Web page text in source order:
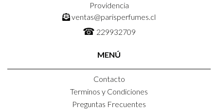
Providencia
ventas@parisperfumes.cl
☎ 229932709
MENÚ
Contacto
Terminos y Condiciones
Preguntas Frecuentes